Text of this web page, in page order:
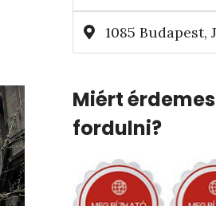
1085 Budapest,
Miért
fordulni?